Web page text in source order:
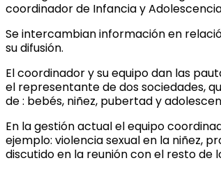
coordinador de Infancia y
Se intercambian información en
su difusión.
El coordinador y su equipo dan las
el representante de dos sociedades,
de : bebés, niñez, pubertad y
En la gestión actual el equipo
ejemplo: violencia sexual en la niñez,
discutido en la reunión con el resto de